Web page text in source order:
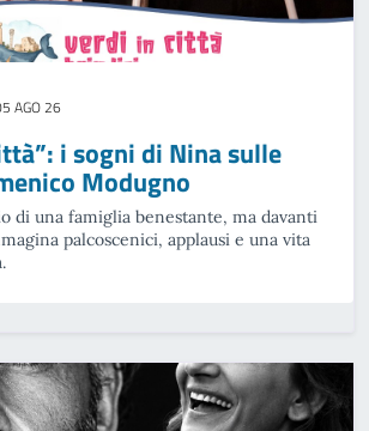
AGO 26
i sogni di Nina sulle
Modugno
di una famiglia benestante, ma davanti
palcoscenici, applausi e una vita